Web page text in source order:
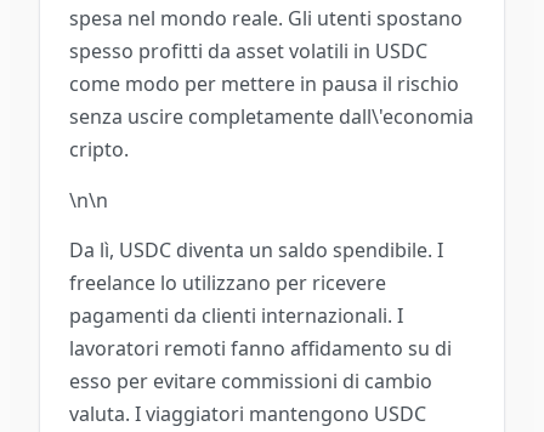
spesa nel mondo reale. Gli utenti spostano
spesso profitti da asset volatili in USDC
come modo per mettere in pausa il rischio
senza uscire completamente dall\'economia
cripto.
\n\n
Da lì, USDC diventa un saldo spendibile. I
freelance lo utilizzano per ricevere
pagamenti da clienti internazionali. I
lavoratori remoti fanno affidamento su di
esso per evitare commissioni di cambio
valuta. I viaggiatori mantengono USDC